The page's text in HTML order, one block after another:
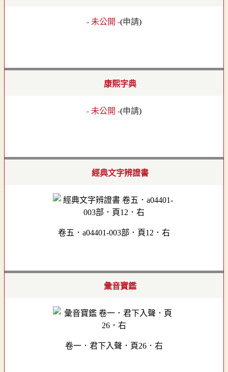
- 未公開 -(申請)
康熙字典
- 未公開 -(申請)
經典文字辨證書
卷五．a04401-003部．頁12．右
彙音寶鑑
卷一．君下入聲．頁26．右